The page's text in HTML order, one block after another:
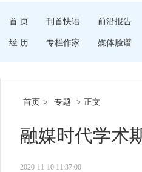
首 页 刊首快语 前沿报告
经 历 专栏作家 媒体脸谱
首页 > 专题 > 正文
融媒时代学术
2020-11-10 11:37:00